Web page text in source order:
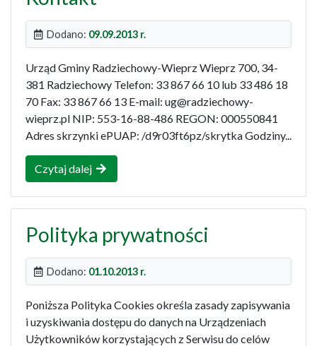
Dodano: 09.09.2013 r.
Urząd Gminy Radziechowy-Wieprz Wieprz 700, 34-
381 Radziechowy Telefon: 33 867 66 10 lub 33 486 18
70 Fax: 33 867 66 13 E-mail: ug@radziechowy-
wieprz.pl NIP: 553-16-88-486 REGON: 000550841
Adres skrzynki ePUAP: /d9r03ft6pz/skrytka Godziny...
Czytaj dalej
Polityka prywatności
Dodano: 01.10.2013 r.
Poniższa Polityka Cookies określa zasady zapisywania
i uzyskiwania dostępu do danych na Urządzeniach
Użytkowników korzystających z Serwisu do celów